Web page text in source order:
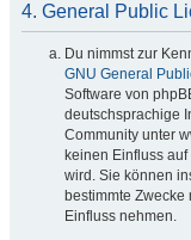
4. General Public
Du nimmst zur
GNU General
Software von
deutschsprachige
Community unter
keinen Einfluss
wird. Sie können
bestimmte
Einfluss nehmen.